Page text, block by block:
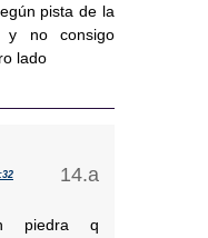
pista de la
y no consigo
lado
piedra q